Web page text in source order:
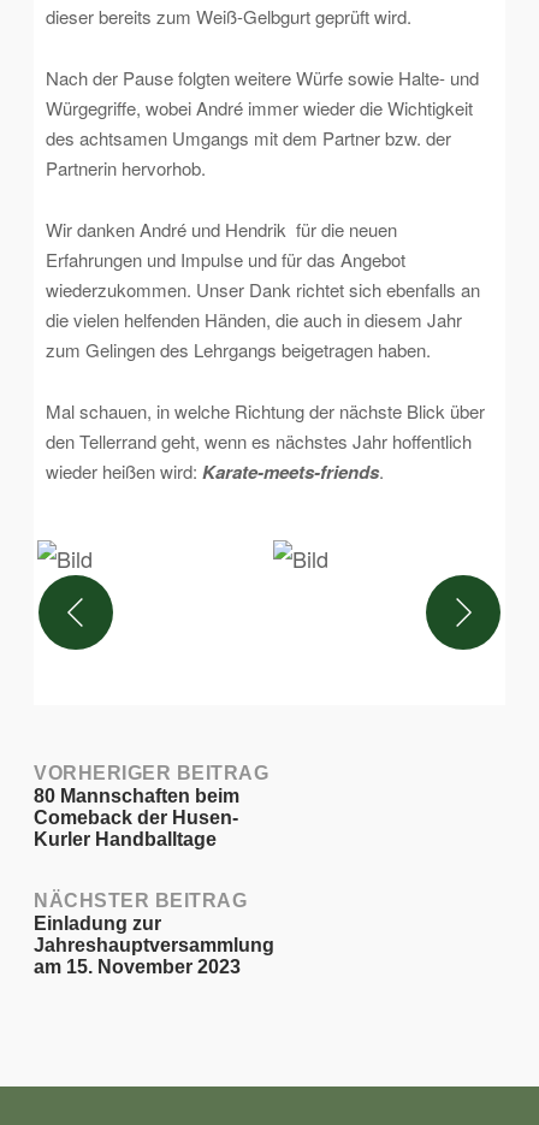
dieser bereits zum Weiß-Gelbgurt geprüft wird.
Nach der Pause folgten weitere Würfe sowie Halte- und
Würgegriffe, wobei André immer wieder die Wichtigkeit
des achtsamen Umgangs mit dem Partner bzw. der
Partnerin hervorhob.
Wir danken André und Hendrik für die neuen
Erfahrungen und Impulse und für das Angebot
wiederzukommen. Unser Dank richtet sich ebenfalls an
die vielen helfenden Händen, die auch in diesem Jahr
zum Gelingen des Lehrgangs beigetragen haben.
Mal schauen, in welche Richtung der nächste Blick über
den Tellerrand geht, wenn es nächstes Jahr hoffentlich
wieder heißen wird:Karate-meets-friends.
Post
navigation
VORHERIGER BEITRAG
80 Mannschaften beim
Comeback der Husen-
Kurler Handballtage
NÄCHSTER BEITRAG
Einladung zur
Jahreshauptversammlung
am 15. November 2023